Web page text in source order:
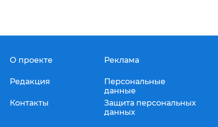
О проекте
Редакция
Контакты
Реклама
Персональные
данные
Защита персональных
данных